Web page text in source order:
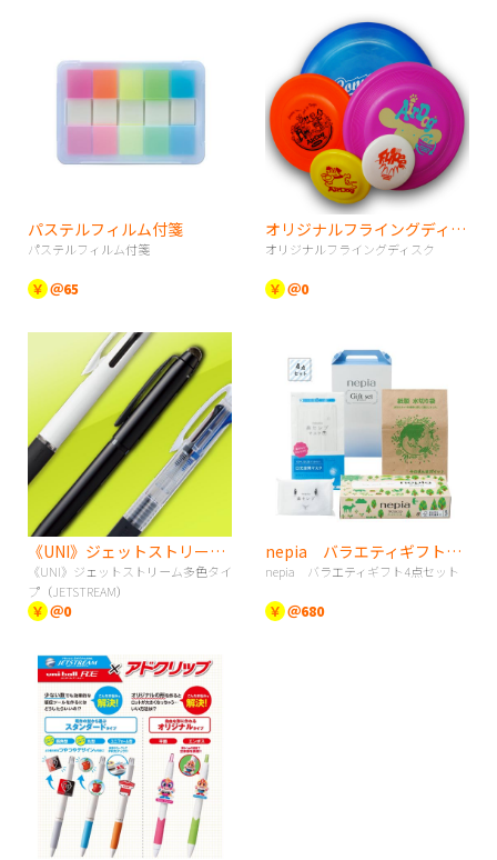
パステルフィルム付箋
パステルフィルム付箋
￥ ＠65
オリジナルフライングディスク
オリジナルフライングディスク
￥ ＠0
《UNI》ジェットストリーム多色タイプ（JETSTREAM）
《UNI》ジェットストリーム多色タイ
プ（JETSTREAM）
￥ ＠0
nepia バラエティギフト4点セット
nepia バラエティギフト4点セット
￥ ＠680